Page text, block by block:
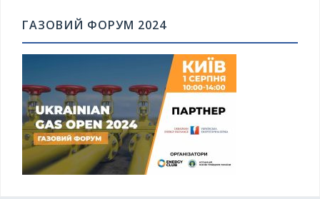
ГАЗОВИЙ ФОРУМ 2024